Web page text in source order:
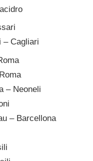
– Cagliari
– Neoneli
– Barcellona